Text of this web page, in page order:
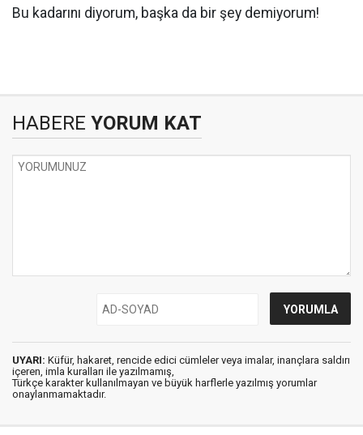
Bu kadarını diyorum, başka da bir şey demiyorum!
HABERE YORUM KAT
UYARI: Küfür, hakaret, rencide edici cümleler veya imalar, inançlara saldırı
içeren, imla kuralları ile yazılmamış,
Türkçe karakter kullanılmayan ve büyük harflerle yazılmış yorumlar
onaylanmamaktadır.